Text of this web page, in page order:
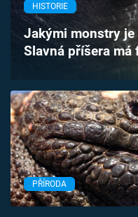
Časopis
Sledujte prima+
Přihlášení
Sledujte nás
HISTORIE
Jakými monstry
Slavná příšera
PŘÍRODA